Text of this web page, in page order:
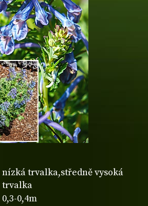
nízká trvalka,středně vysoká
trvalka
0,3-0,4m